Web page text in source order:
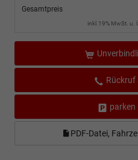
Gesamtpreis
inkl.19% MwSt. u.
Rückruf
parken
PDF-Datei,